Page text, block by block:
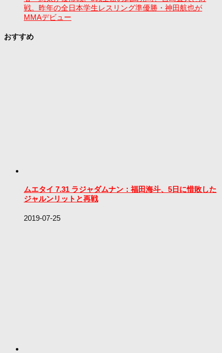
戦。昨年の全日本学生レスリング準優勝・神田航也が
MMAデビュー
おすすめ
ムエタイ 7.31 ラジャダムナン：福田海斗、5日に惜敗した
ジャルンリットと再戦
2019-07-25